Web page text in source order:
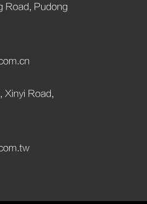
Road, Pudong
Xinyi Road,